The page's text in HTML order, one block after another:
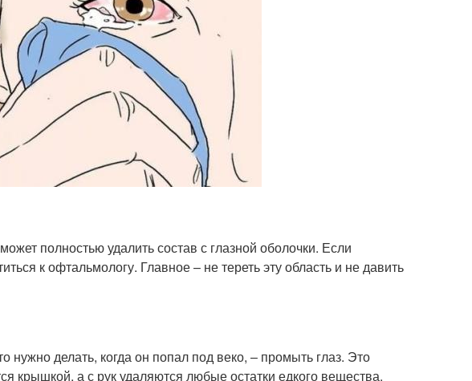
полностью удалить состав с глазной оболочки. Если
к офтальмологу. Главное – не тереть эту область и не давить
делать, когда он попал под веко, – промыть глаз. Это
крышкой, а с рук удаляются любые остатки едкого вещества.